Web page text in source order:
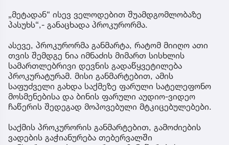
„მეტადან“ ისევ ველოდებით შუამდგომლობაზე
პასუხს“,- განაცხადა პროკურორმა.
ასევე, პროკურორმა განმარტა, რატომ მიიღო ათი
თვის შემდგე ნია იმნაძის მიმართ სისხლის
სამართლებრივი დევნის გადაწყვეტილება
პროკურატურამ. მისი განმარტებით, ამის
საფუძველი გახდა საქმეზე ფარული სატელეფონო
მოსმენებისა და ბინის ფარული აუდიო-ვიდეო
ჩაწერის შედეგად მოპოვებული მტკიცებულებები.
საქმის პროკურორის განმარტებით, გამოძიების
ვადების გაჭიანურება თებერვალში